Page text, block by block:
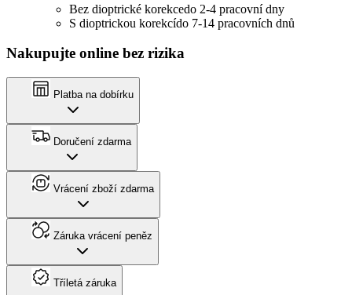
Bez dioptrické korekcedo 2-4 pracovní dny
S dioptrickou korekcído 7-14 pracovních dnů
Nakupujte online bez rizika
Platba na dobírku
Doručení zdarma
Vrácení zboží zdarma
Záruka vrácení peněz
Tříletá záruka